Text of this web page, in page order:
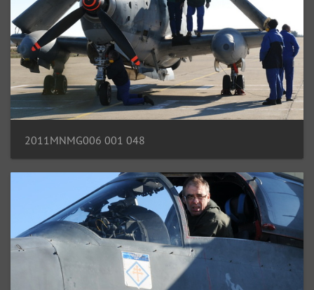
2011MNMG006 001 048